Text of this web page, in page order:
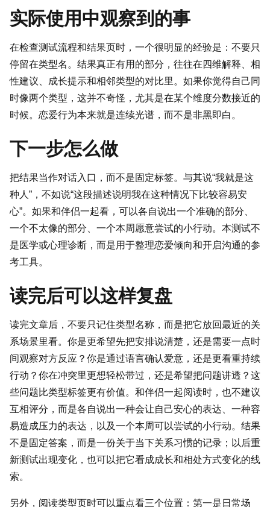
实际使用中观察到的事
在检查测试流程和结果页时，一个很明显的经验是：不要只
停留在类型名。结果真正有用的部分，往往在四维解释、相
性建议、成长提示和相邻类型的对比里。如果你觉得自己同
时像两个类型，这并不奇怪，尤其是在某个维度分数接近的
时候。恋爱行为本来就是连续光谱，而不是非黑即白。
下一步怎么做
把结果当作对话入口，而不是固定标签。与其说“我就是这
种人”，不如说“这段描述说明我在这种情况下比较容易安
心”。如果和伴侣一起看，可以各自说出一个准确的部分、
一个不太像的部分、一个本周愿意尝试的小行动。本测试不
是医学或心理诊断，而是用于整理恋爱倾向和开启沟通的参
考工具。
读完后可以这样复盘
读完文章后，不要只记住类型名称，而是把它放回最近的关
系场景里看。你是更希望先把安排说清楚，还是需要一点时
间观察对方反应？你是通过语言确认爱意，还是更看重持续
行动？你在冲突里更想轻松带过，还是希望把问题讲透？这
些问题比类型标签更有价值。和伴侣一起阅读时，也不建议
互相评分，而是各自说出一种会让自己安心的表达、一种容
易造成压力的表达，以及一个本周可以尝试的小行动。结果
不是固定答案，而是一份关于当下关系习惯的记录；以后重
新测试出现变化，也可以把它看成成长和相处方式变化的线
索。
另外，阅读类型页时可以重点看三个位置：第一是日常场